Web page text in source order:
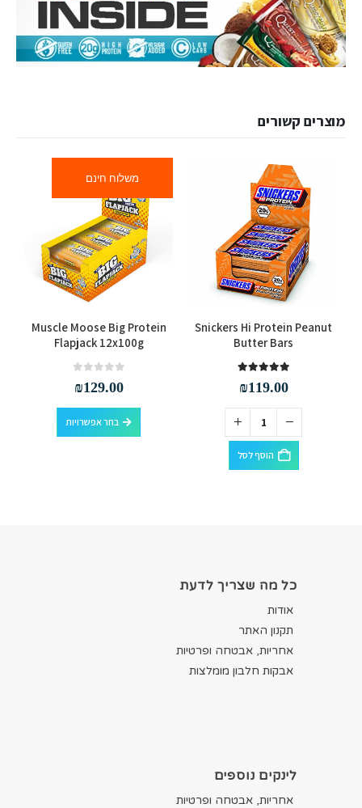
מוצרים קשורים
Snickers Hi Protein Peanut
Butter Bars
₪119.00
הוסף לסל
משלוח חינם
למוצר זה יש מספר סוגים. ניתן לבחור את האפשרויות בעמוד המוצר
Muscle Moose Big Protein
Flapjack 12x100g
₪129.00
בחר אפשרויות
למוצר זה יש מספר סוגים. ניתן לבחור את האפשרויות בעמוד המוצר
כל מה שצריך לדעת
אודות
תקנון האתר
אחריות, אבטחה ופרטיות
אבקות חלבון מומלצות
לינקים נוספים
אחריות, אבטחה ופרטיות